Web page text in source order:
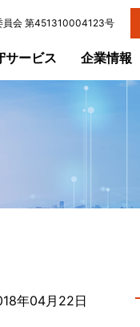
員会 第451310004123号
サービス 企業情報
年04月22日